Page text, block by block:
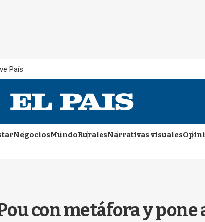
País
NegociosMundoRuralesNarrativas visuales
con metáfora y